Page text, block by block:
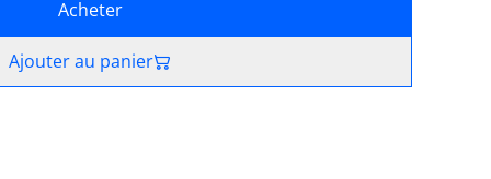
Acheter
Ajouter au panier